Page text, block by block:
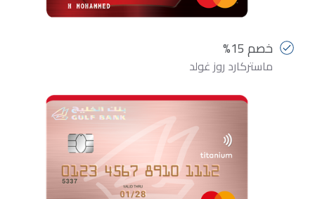
خصم 15%
ماستركارد روز غولد